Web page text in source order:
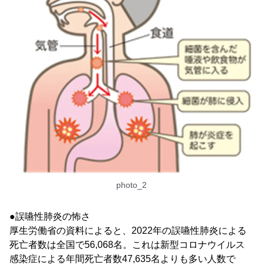
photo_2
●誤嚥性肺炎の怖さ
厚生労働省の資料によると、2022年の誤嚥性肺炎による
死亡者数は全国で56,068名。これは新型コロナウイルス
感染症による年間死亡者数47,635名よりも多い人数で